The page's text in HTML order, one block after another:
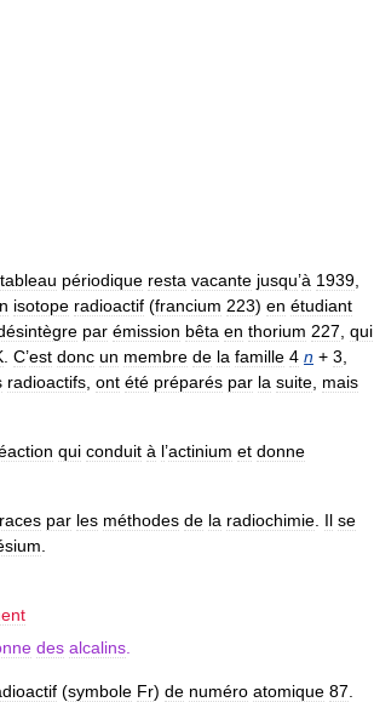
tableau périodique resta vacante jusqu’à 1939
isotope radioactif (francium 223) en étudiant
par émission bêta en thorium 227 qui
C’est donc un membre de la famille 4 n + 3
radioactifs ont été préparés par la suite mais
qui conduit à l’actinium et donne
par les méthodes de la radiochimie Il se
des alcalins
(symbole Fr) de numéro atomique 87